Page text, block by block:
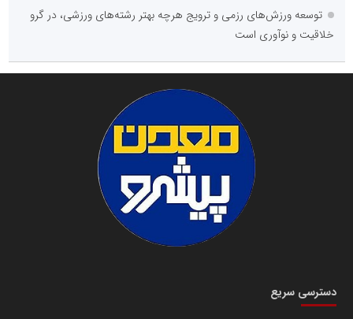
توسعه ورزش‌های رزمی و ترویج هرچه بهتر رشته‌های ورزشی، در گرو
خلاقیت و نوآوری است
دسترسی سریع